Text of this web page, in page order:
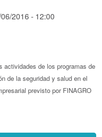
2016 - 12:00
actividades de los programas de
de la seguridad y salud en el
previsto por FINAGRO